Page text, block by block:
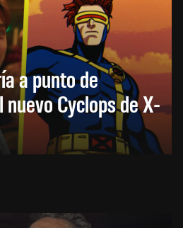
a punto de
Cyclops de X-